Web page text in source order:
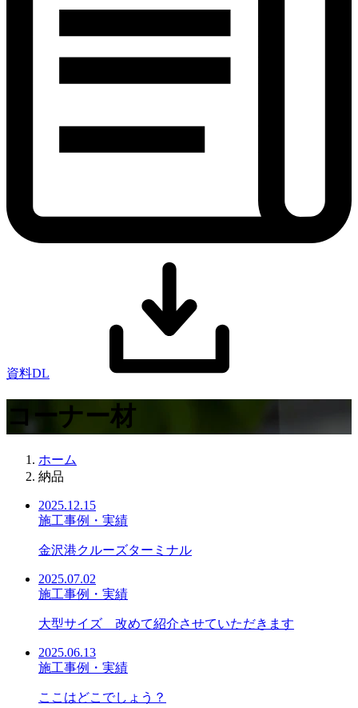
資料DL
コーナー材
ホーム
納品
2025.12.15
施工事例・実績
金沢港クルーズターミナル
2025.07.02
施工事例・実績
大型サイズ 改めて紹介させていただきます
2025.06.13
施工事例・実績
ここはどこでしょう？